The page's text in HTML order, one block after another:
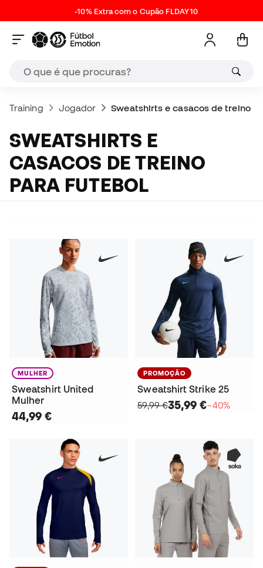
-10% Extra com o Cupão FLDAY10
Training Jogador Sweatshirts e casacos de treino
SWEATSHIRTS E
CASACOS DE TREINO
PARA FUTEBOL
MULHER
Sweatshirt United
Mulher
44,99 €
PROMOÇÃO
Sweatshirt Strike 25
59,99 €35,99 €−40%